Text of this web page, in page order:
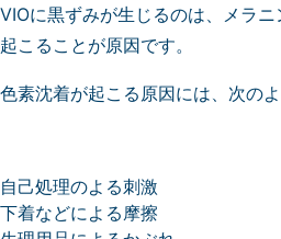
VIOに黒ずみが生じるのは、メラ
起こることが原因です。
色素沈着が起こる原因には、次の
自己処理のよる刺激
下着などによる摩擦